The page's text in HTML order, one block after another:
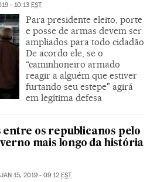
- 10:13 EST
Para presidente eleito, porte
e posse de armas devem ser
ampliados para todo cidadão
De acordo ele, se o
“caminhoneiro armado
reagir a alguém que estiver
furtando seu estepe" agirá
em legítima defesa
os republicanos pelo
mais longo da história
JAN 15, 2019 - 09:12 EST